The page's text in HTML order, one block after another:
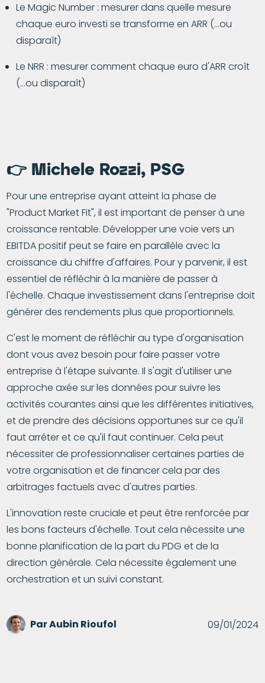
Le Magic Number : mesurer dans quelle mesure
chaque euro investi se transforme en ARR (…ou
disparaît)
Le NRR : mesurer comment chaque euro d'ARR croît
(…ou disparaît)
👉 Michele Rozzi, PSG
Pour une entreprise ayant atteint la phase de
"Product Market Fit", il est important de penser à une
croissance rentable. Développer une voie vers un
EBITDA positif peut se faire en parallèle avec la
croissance du chiffre d'affaires. Pour y parvenir, il est
essentiel de réfléchir à la manière de passer à
l'échelle. Chaque investissement dans l'entreprise doit
générer des rendements plus que proportionnels.
C'est le moment de réfléchir au type d'organisation
dont vous avez besoin pour faire passer votre
entreprise à l'étape suivante. Il s'agit d'utiliser une
approche axée sur les données pour suivre les
activités courantes ainsi que les différentes initiatives,
et de prendre des décisions opportunes sur ce qu'il
faut arrêter et ce qu'il faut continuer. Cela peut
nécessiter de professionnaliser certaines parties de
votre organisation et de financer cela par des
arbitrages factuels avec d'autres parties.
L'innovation reste cruciale et peut être renforcée par
les bons facteurs d'échelle. Tout cela nécessite une
bonne planification de la part du PDG et de la
direction générale. Cela nécessite également une
orchestration et un suivi constant.
ParAubin Rioufol 09/01/2024